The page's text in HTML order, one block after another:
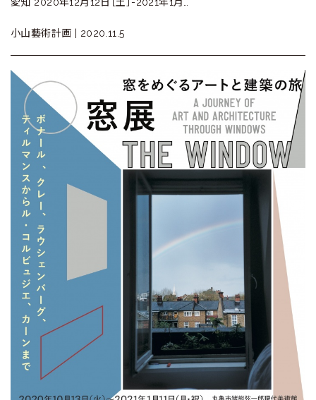
小山藝術計画 | 2020.11.5